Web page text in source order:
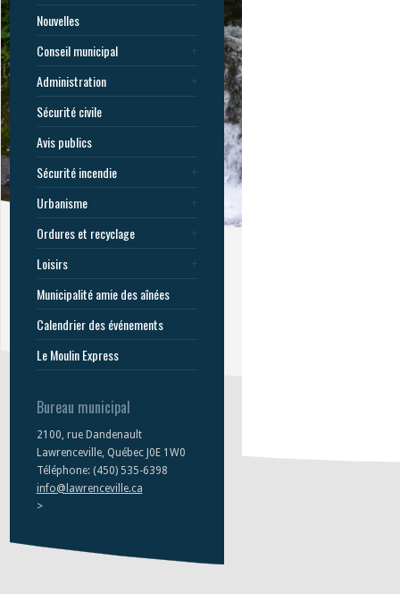
Nouvelles
Conseil municipal
Administration
Sécurité civile
Avis publics
Sécurité incendie
Urbanisme
Ordures et recyclage
Loisirs
Municipalité amie des aînées
Calendrier des événements
Le Moulin Express
Bureau municipal
2100, rue Dandenault
Lawrenceville, Québec J0E 1W0
Téléphone: (450) 535-6398
info@lawrenceville.ca
>